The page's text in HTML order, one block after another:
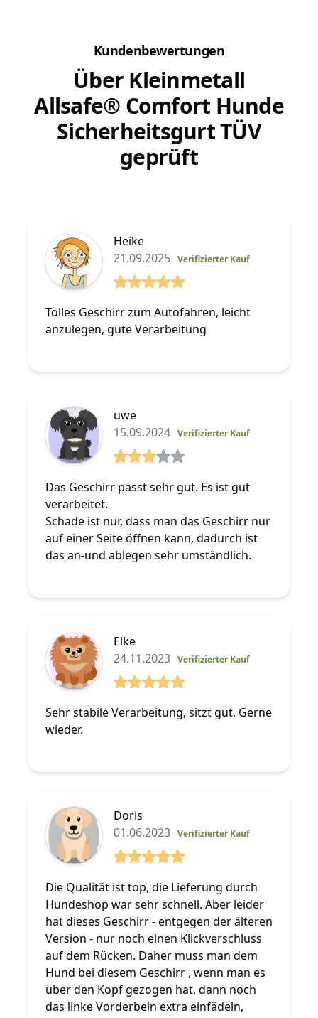
Kundenbewertungen
Über Kleinmetall
Allsafe® Comfort Hunde
Sicherheitsgurt TÜV
geprüft
Heike
21.09.2025 Verifizierter Kauf
Tolles Geschirr zum Autofahren, leicht
anzulegen, gute Verarbeitung
uwe
15.09.2024 Verifizierter Kauf
Das Geschirr passt sehr gut. Es ist gut
verarbeitet.
Schade ist nur, dass man das Geschirr nur
auf einer Seite öffnen kann, dadurch ist
das an-und ablegen sehr umständlich.
Elke
24.11.2023 Verifizierter Kauf
Sehr stabile Verarbeitung, sitzt gut. Gerne
wieder.
Doris
01.06.2023 Verifizierter Kauf
Die Qualität ist top, die Lieferung durch
Hundeshop war sehr schnell. Aber leider
hat dieses Geschirr - entgegen der älteren
Version - nur noch einen Klickverschluss
auf dem Rücken. Daher muss man dem
Hund bei diesem Geschirr , wenn man es
über den Kopf gezogen hat, dann noch
das linke Vorderbein extra einfädeln,